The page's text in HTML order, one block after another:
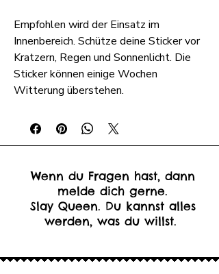
Empfohlen wird der Einsatz im
Innenbereich. Schütze deine Sticker vor
Kratzern, Regen und Sonnenlicht. Die
Sticker können einige Wochen
Witterung überstehen.
Wenn du Fragen hast, dann
melde dich gerne.
Slay Queen. Du kannst alles
werden, was du willst.